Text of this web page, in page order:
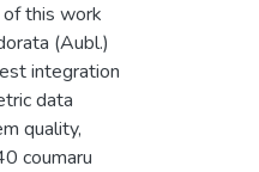
this work
(Aubl.)
integration
data
quality,
coumaru